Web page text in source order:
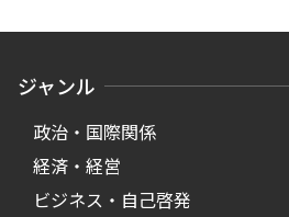
ジャンル
政治・国際関係
経済・経営
ビジネス・自己啓発